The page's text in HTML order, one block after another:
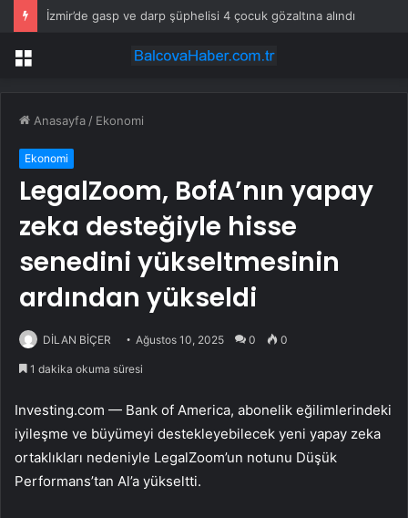
İzmir’de gasp ve darp şüphelisi 4 çocuk gözaltına alındı
Menü
Anasayfa / Ekonomi
Ekonomi
LegalZoom, BofA’nın yapay
zeka desteğiyle hisse
senedini yükseltmesinin
ardından yükseldi
DİLAN BİÇER Ağustos 10, 2025 0 0
1 dakika okuma süresi
Investing.com — Bank of America, abonelik eğilimlerindeki
iyileşme ve büyümeyi destekleyebilecek yeni yapay zeka
ortaklıkları nedeniyle LegalZoom’un notunu Düşük
Performans’tan Al’a yükseltti.